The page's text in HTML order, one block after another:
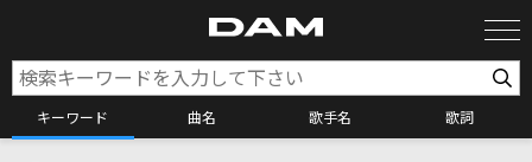
キーワード 曲名 歌手名 歌詞